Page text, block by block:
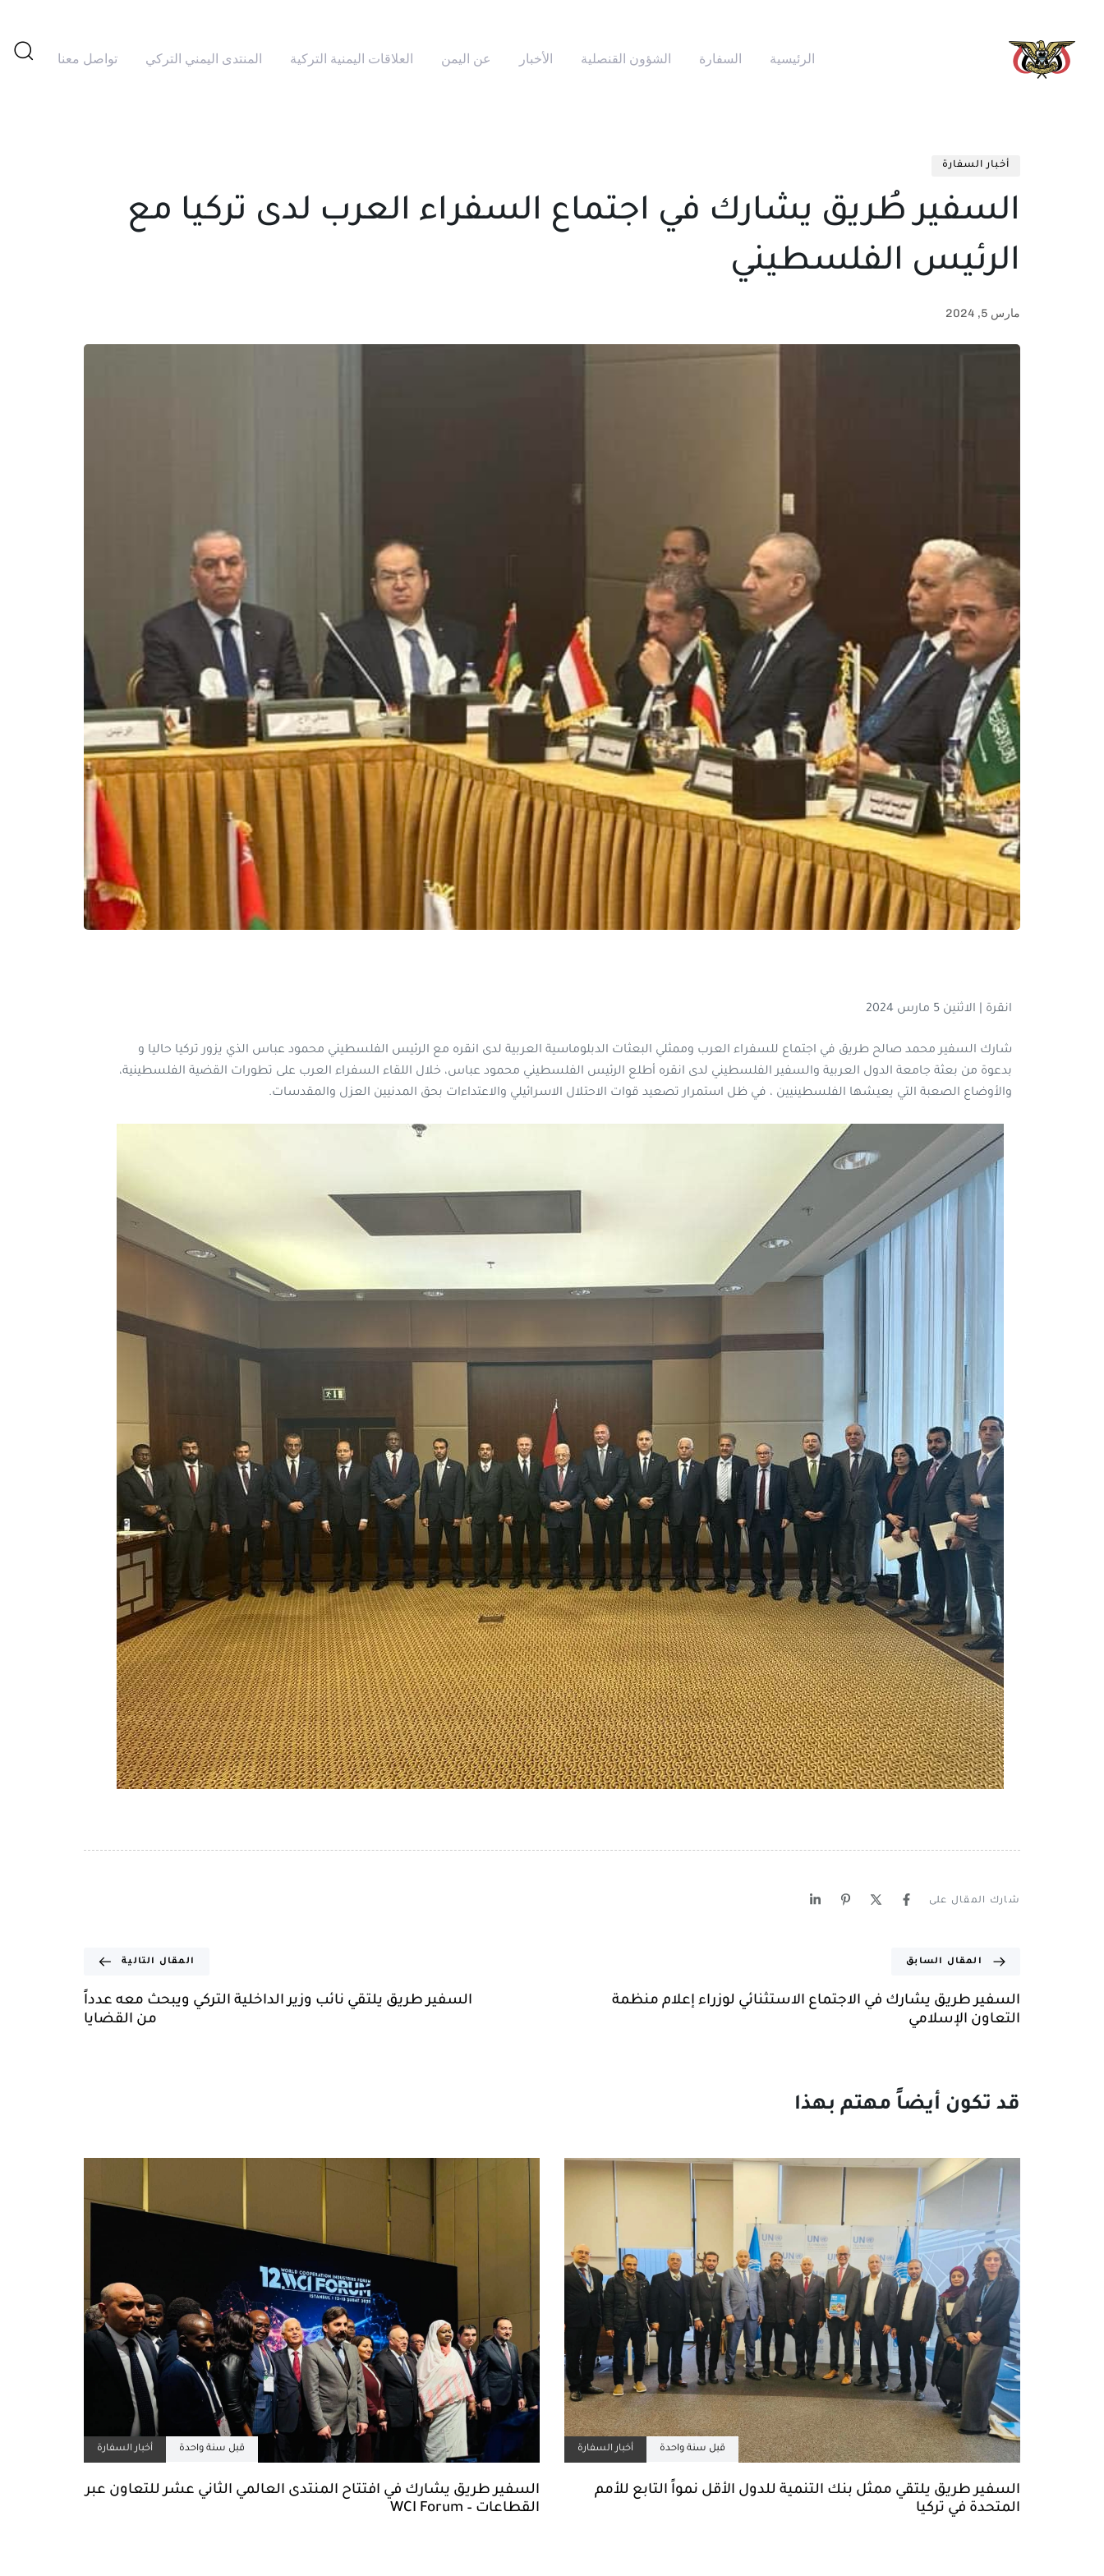
الرئيسية السفارة الشؤون القنصلية الأخبار عن اليمن العلاقات اليمنية التركية المنتدى اليمني التركي تواصل معنا
أخبار السفارة
السفير طُريق يشارك في اجتماع السفراء العرب لدى تركيا مع
الرئيس الفلسطيني
مارس 5, 2024
انقرة | الاثنين 5 مارس 2024
شارك السفير محمد صالح طريق في اجتماع للسفراء العرب وممثلي البعثات الدبلوماسية العربية لدى انقره مع الرئيس الفلسطيني محمود عباس الذي يزور تركيا حاليا و
بدعوة من بعثة جامعة الدول العربية والسفير الفلسطيني لدى انقره أطلع الرئيس الفلسطيني محمود عباس، خلال اللقاء السفراء العرب على تطورات القضية الفلسطينية،
والأوضاع الصعبة التي يعيشها الفلسطينيين ، في ظل استمرار تصعيد قوات الاحتلال الاسرائيلي والاعتداءات بحق المدنيين العزل والمقدسات.
شارك المقال على
المقال السابق
السفير طريق يشارك في الاجتماع الاستثنائي لوزراء إعلام منظمة
التعاون الإسلامي
المقال التالية
السفير طريق يلتقي نائب وزير الداخلية التركي ويبحث معه عدداً
من القضايا
قبل سنة واحدة أخبار السفارة
السفير طريق يلتقي ممثل بنك التنمية للدول الأقل نمواً التابع للأمم
المتحدة في تركيا
قبل سنة واحدة أخبار السفارة
السفير طريق يشارك في افتتاح المنتدى العالمي الثاني عشر للتعاون عبر
القطاعات – WCI Forum